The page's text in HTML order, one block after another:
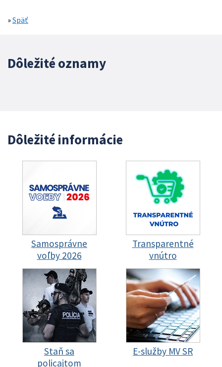
»Späť
Dôležité oznamy
Dôležité informácie
Samosprávne
voľby 2026
Transparentné
vnútro
Staň sa
policajtom
E-služby MV SR